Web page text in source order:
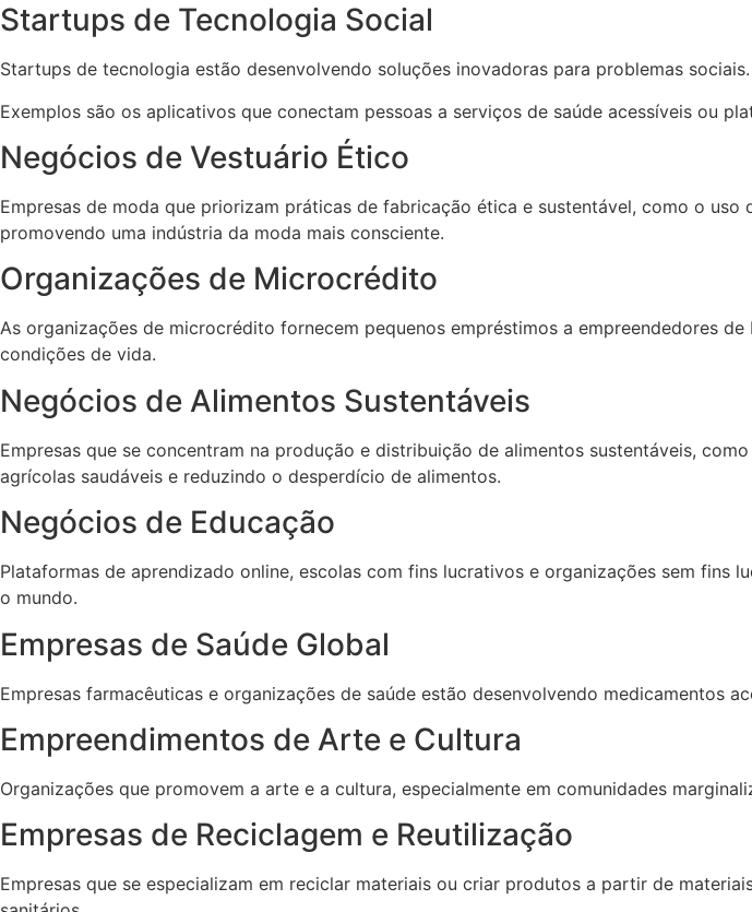
Startups de Tecnologia Social
Startups de tecnologia estão desenvolvendo soluções inovadoras para problemas sociais.
Exemplos são os aplicativos que conectam pessoas a serviços de saúde acessíveis ou
Negócios de Vestuário Ético
Empresas de moda que priorizam práticas de fabricação ética e sustentável, como o
promovendo uma indústria da moda mais consciente.
Organizações de Microcrédito
As organizações de microcrédito fornecem pequenos empréstimos a empreendedores
condições de vida.
Negócios de Alimentos Sustentáveis
Empresas que se concentram na produção e distribuição de alimentos sustentáveis,
agrícolas saudáveis e reduzindo o desperdício de alimentos.
Negócios de Educação
Plataformas de aprendizado online, escolas com fins lucrativos e organizações sem
o mundo.
Empresas de Saúde Global
Empresas farmacêuticas e organizações de saúde estão desenvolvendo medicamentos
Empreendimentos de Arte e Cultura
Organizações que promovem a arte e a cultura, especialmente em comunidades
Empresas de Reciclagem e Reutilização
Empresas que se especializam em reciclar materiais ou criar produtos a partir de